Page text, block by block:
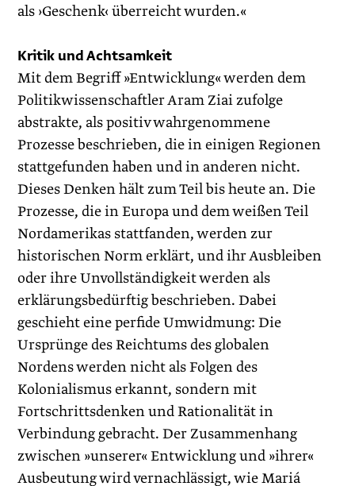
als ›Geschenk‹ überreicht wurden.«
Kritik und Achtsamkeit
Mit dem Begriff »Entwicklung« werden dem
Politikwissenschaftler Aram Ziai zufolge
abstrakte, als positiv wahrgenommene
Prozesse beschrieben, die in einigen Regionen
stattgefunden haben und in anderen nicht.
Dieses Denken hält zum Teil bis heute an. Die
Prozesse, die in Europa und dem weißen Teil
Nordamerikas stattfanden, werden zur
historischen Norm erklärt, und ihr Ausbleiben
oder ihre Unvollständigkeit werden als
erklärungsbedürftig beschrieben. Dabei
geschieht eine perfide Umwidmung: Die
Ursprünge des Reichtums des ­globalen
Nordens werden nicht als Folgen des
Kolonialismus erkannt, sondern mit
Fortschrittsdenken und Rationalität in
Verbindung gebracht. Der Zusammenhang
zwischen »unserer« Entwicklung und »ihrer«
Ausbeutung wird vernachlässigt, wie Mariá